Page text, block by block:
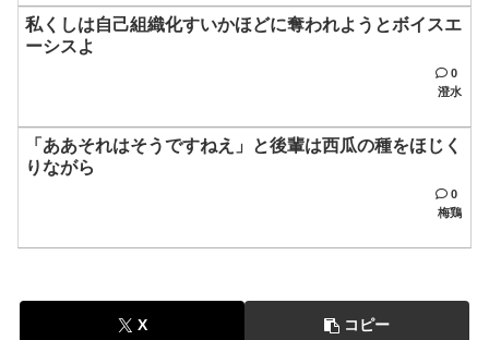
私くしは自己組織化すいかほどに奪われようとボイスエ
ーシスよ
0
澄水
「ああそれはそうですねえ」と後輩は西瓜の種をほじく
りながら
0
梅鶏
X コピー